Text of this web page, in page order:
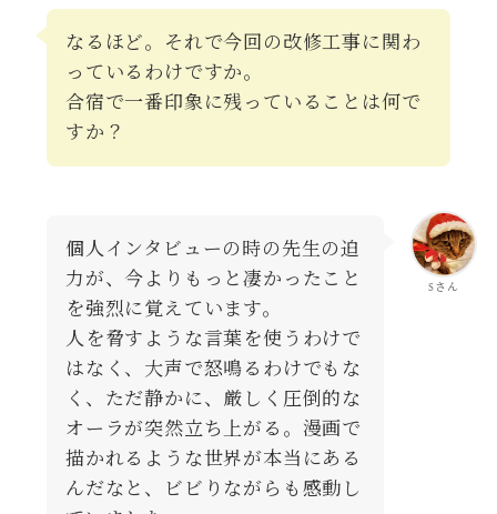
なるほど。それで今回の改修工事に関わ
っているわけですか。
合宿で一番印象に残っていることは何で
すか？
Sさん
個人インタビューの時の先生の迫
力が、今よりもっと凄かったこと
を強烈に覚えています。
人を脅すような言葉を使うわけで
はなく、大声で怒鳴るわけでもな
く、ただ静かに、厳しく圧倒的な
オーラが突然立ち上がる。漫画で
描かれるような世界が本当にある
んだなと、ビビりながらも感動し